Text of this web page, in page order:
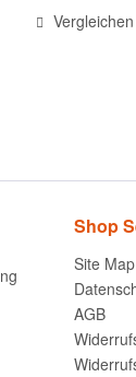
Vergleichen
Shop
Site Map
AGB